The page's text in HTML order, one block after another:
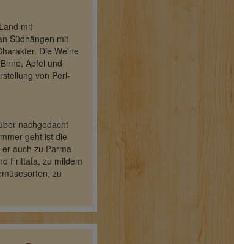
mit
Südhängen mit
Die Weine
Apfel und
von Perl-
nachgedacht
geht ist die
auch zu Parma
Frittata, zu mildem
zu